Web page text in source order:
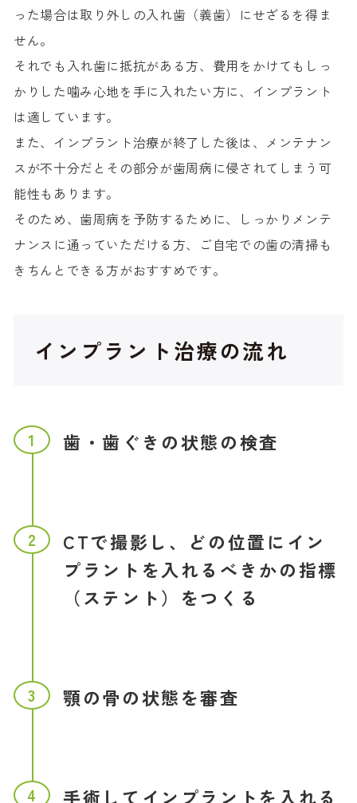
った場合は取り外しの入れ歯（義歯）にせざるを得ま
せん。
それでも入れ歯に抵抗がある方、費用をかけてもしっ
かりした噛み心地を手に入れたい方に、インプラント
は適しています。
また、インプラント治療が終了した後は、メンテナン
スが不十分だとその部分が歯周病に侵されてしまう可
能性もあります。
そのため、歯周病を予防するために、しっかりメンテ
ナンスに通っていただける方、ご自宅での歯の清掃も
きちんとできる方がおすすめです。
インプラント治療の流れ
1 歯・歯ぐきの状態の検査
2
CTで撮影し、どの位置にイン
プラントを入れるべきかの指標
（ステント）をつくる
3 顎の骨の状態を審査
4 手術してインプラントを入れる